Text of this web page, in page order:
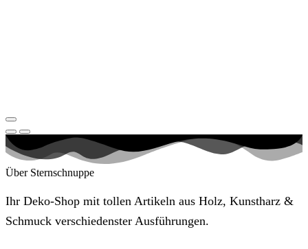
Über Sternschnuppe
Ihr Deko-Shop mit tollen Artikeln aus Holz, Kunstharz &
Schmuck verschiedenster Ausführungen.